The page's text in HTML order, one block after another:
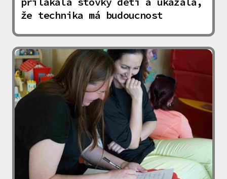
že technika má budoucnost